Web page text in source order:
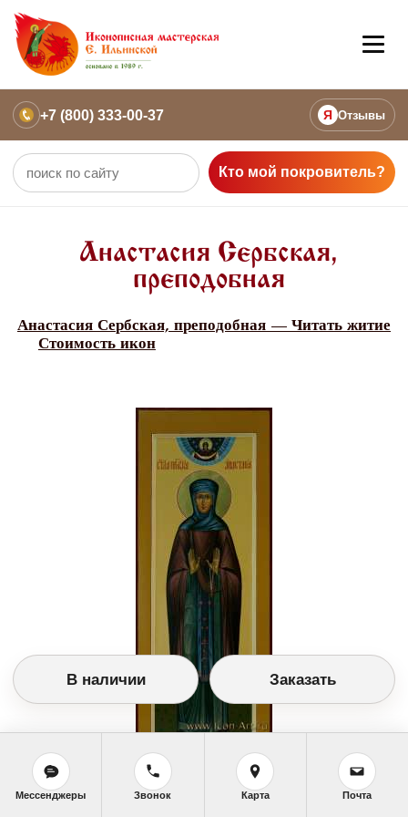
+7 (800) 333-00-37 Я Отзывы
Кто мой покровитель?
Анастасия Сербская,
преподобная
Анастасия Сербская, преподобная — Читать житие
Стоимость икон
Заказать икону
(20,5Х54 см. Дерево, левкас, паволока, темпера,
позолота.)
В наличии Заказать
Мессенджеры Звонок Карта Почта